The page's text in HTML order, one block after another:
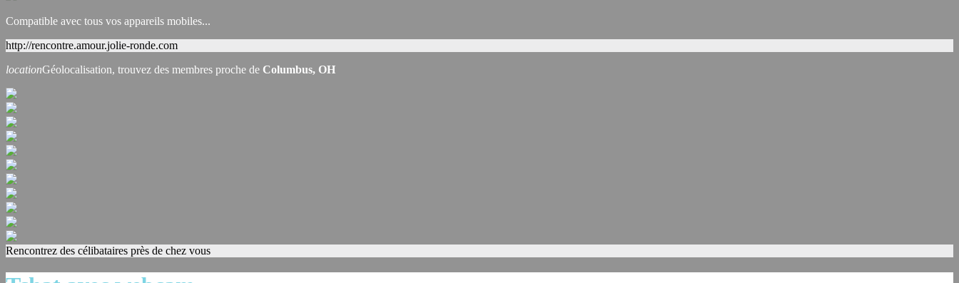
Compatible avec tous vos appareils mobiles...
http://rencontre.amour.jolie-ronde.com
locationGéolocalisation, trouvez des membres proche de Columbus, OH
Rencontrez des célibataires près de chez vous